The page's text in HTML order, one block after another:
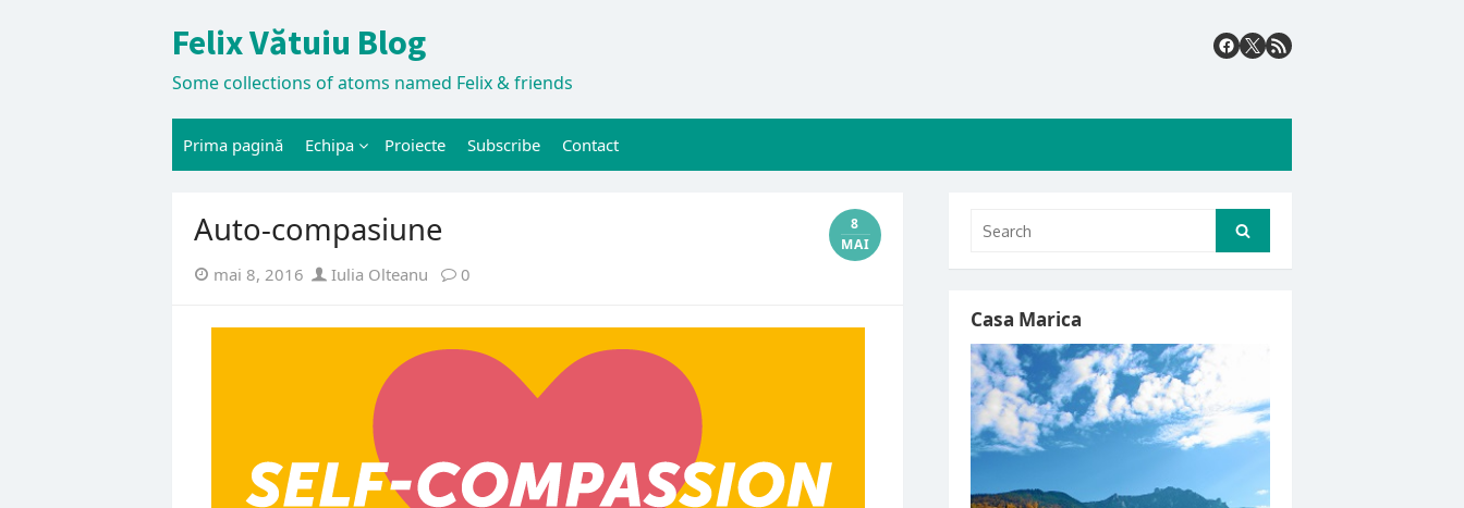
to
Felix Vătuiu Blog
Some collections of atoms named Felix & friends
Prima pagină Echipa Proiecte Subscribe Contact
Auto-compasiune
8
MAI
Posted
mai 8, 2016 Author
Iulia Olteanu 0
Search
Search
Casa Marica